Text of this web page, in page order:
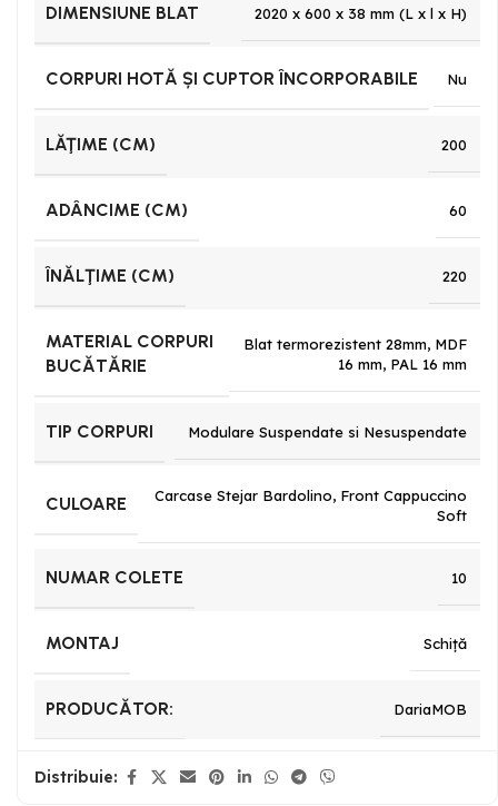
DIMENSIUNE BLAT 2020 x 600 x 38 mm (L x l x H)
CORPURI HOTĂ ȘI CUPTOR ÎNCORPORABILE Nu
LĂŢIME (CM) 200
ADÂNCIME (CM) 60
ÎNĂLŢIME (CM) 220
MATERIAL CORPURI
BUCĂTĂRIE
Blat termorezistent 28mm, MDF
16 mm, PAL 16 mm
TIP CORPURI Modulare Suspendate si Nesuspendate
CULOARE Carcase Stejar Bardolino, Front Cappuccino
Soft
NUMAR COLETE 10
MONTAJ Schiță
PRODUCĂTOR: DariaMOB
Distribuie: